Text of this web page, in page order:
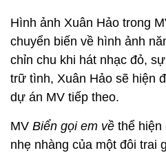
Hình ảnh Xuân Hảo trong
chuyển biến về hình ảnh
chỉn chu khi hát nhạc đỏ,
trữ tình, Xuân Hảo sẽ hiện
dự án MV tiếp theo.
MV Biển gọi em về thể hiện
nhẹ nhàng của một đôi trai